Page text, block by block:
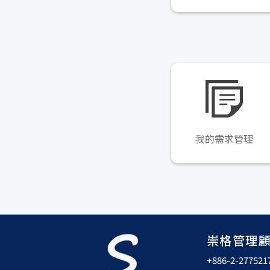
我的需求管理
崇格管理
+886-2-